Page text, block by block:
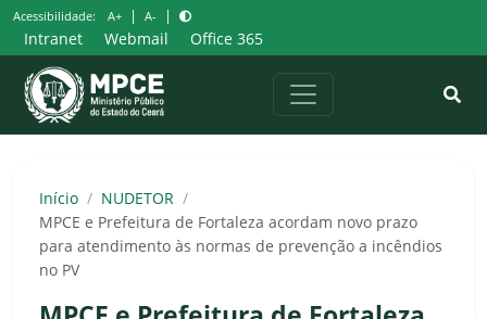
Pular
para
o
conteúdo
Acessibilidade: A+ | A- |
Intranet Webmail Office 365
Início / NUDETOR /
MPCE e Prefeitura de Fortaleza acordam novo prazo
para atendimento às normas de prevenção a incêndios
no PV